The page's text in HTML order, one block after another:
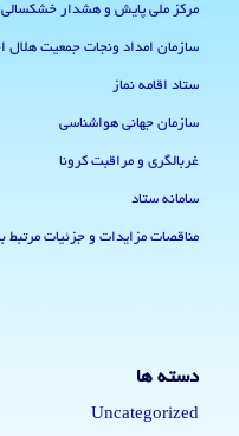
مرکز ملی پایش و هشدار خشکسالی
سازمان امداد ونجات جمعیت هلال
ستاد اقامه نماز
سازمان جهانی هواشناسی
غربالگری و مراقبت کرونا
سامانه ستاد
مناقصات مزایدات و جزئیات مرتبط
دسته ها
Uncategorized